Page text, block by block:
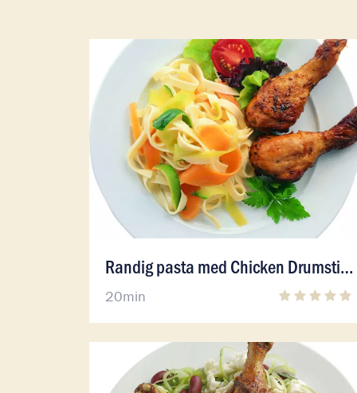
Läs mer om Randig pasta med Chicken
Randig pasta med Chicken Drumsticks
20min
Läs mer om Chicken Drumsticks med